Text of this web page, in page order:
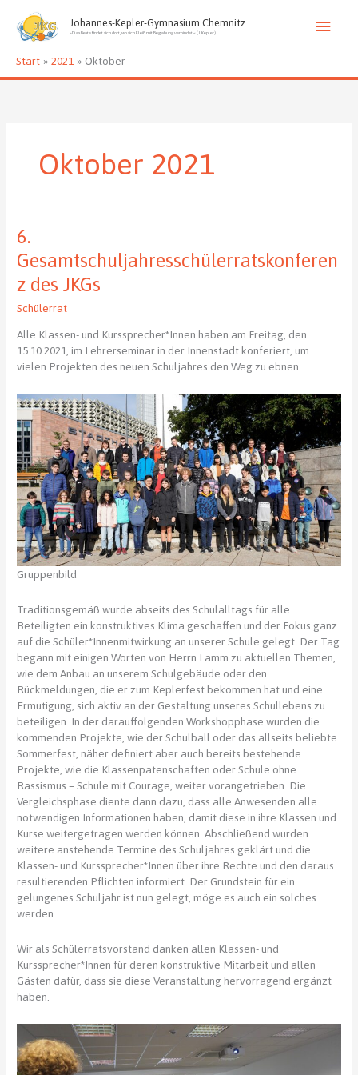
Inhalt
springen
Johannes-Kepler-Gymnasium Chemnitz
»Das Beste findet sich dort, wo sich Fleiß mit Begabung verbindet.« (J. Kepler)
Start 2021 Oktober
Oktober 2021
6.
Gesamtschuljahresschülerratskonferen
z des JKGs
Schülerrat
Alle Klassen- und Kurssprecher*Innen haben am Freitag, den
15.10.2021, im Lehrerseminar in der Innenstadt konferiert, um
vielen Projekten des neuen Schuljahres den Weg zu ebnen.
Gruppenbild
Traditionsgemäß wurde abseits des Schulalltags für alle
Beteiligten ein konstruktives Klima geschaffen und der Fokus ganz
auf die Schüler*Innenmitwirkung an unserer Schule gelegt. Der Tag
begann mit einigen Worten von Herrn Lamm zu aktuellen Themen,
wie dem Anbau an unserem Schulgebäude oder den
Rückmeldungen, die er zum Keplerfest bekommen hat und eine
Ermutigung, sich aktiv an der Gestaltung unseres Schullebens zu
beteiligen. In der darauffolgenden Workshopphase wurden die
kommenden Projekte, wie der Schulball oder das allseits beliebte
Sommerfest, näher definiert aber auch bereits bestehende
Projekte, wie die Klassenpatenschaften oder Schule ohne
Rassismus – Schule mit Courage, weiter vorangetrieben. Die
Vergleichsphase diente dann dazu, dass alle Anwesenden alle
notwendigen Informationen haben, damit diese in ihre Klassen und
Kurse weitergetragen werden können. Abschließend wurden
weitere anstehende Termine des Schuljahres geklärt und die
Klassen- und Kurssprecher*Innen über ihre Rechte und den daraus
resultierenden Pflichten informiert. Der Grundstein für ein
gelungenes Schuljahr ist nun gelegt, möge es auch ein solches
werden.
Wir als Schülerratsvorstand danken allen Klassen- und
Kurssprecher*Innen für deren konstruktive Mitarbeit und allen
Gästen dafür, dass sie diese Veranstaltung hervorragend ergänzt
haben.